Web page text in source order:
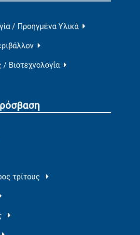
/ Προηγμένα Υλικά
/ Βιοτεχνολογία
τρίτους